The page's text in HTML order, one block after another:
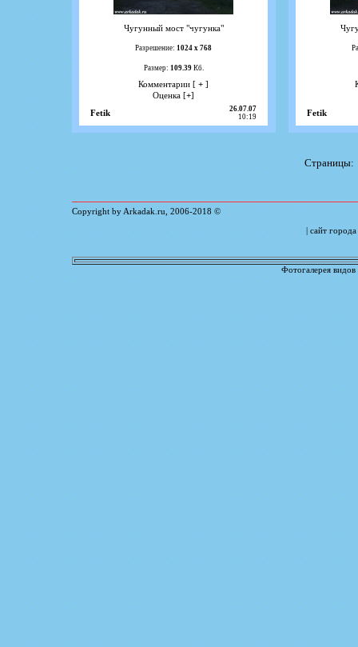
Чугунный мост "чугунка"
Разрешение: 1024 х 768
Размер: 109.39Кб.
Комментарии [ + ]
Оценка [+]
Fetik
26.07.07
10:19
Fetik
Страницы:
Copyright by Arkadak.ru, 2006-2018 ©
| сайт города
Фотогалерея видов